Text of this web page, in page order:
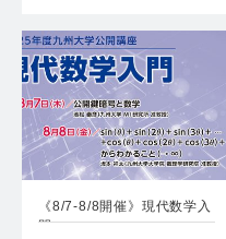
《8/7-8/8開催》現代数学入
門